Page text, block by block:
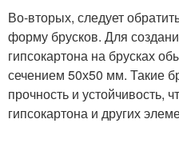
Во-вторых, следует
форму брусков. Для
гипсокартона на брусках
сечением 50х50 мм. Такие
прочность и устойчивость,
гипсокартона и других